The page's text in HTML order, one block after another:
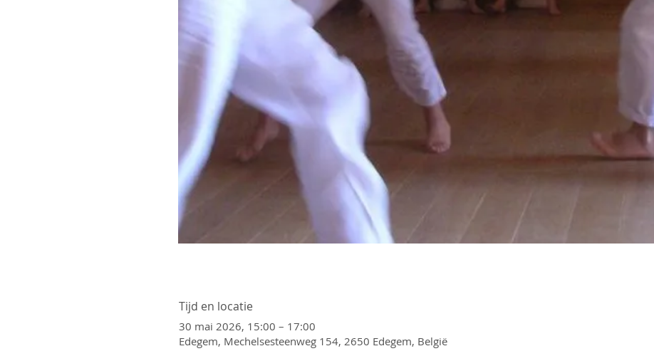
Tijd en locatie
30 mai 2026, 15:00 – 17:00
Edegem, Mechelsesteenweg 154, 2650 Edegem, België